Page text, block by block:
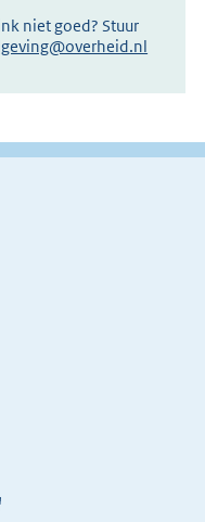
niet goed? Stuur